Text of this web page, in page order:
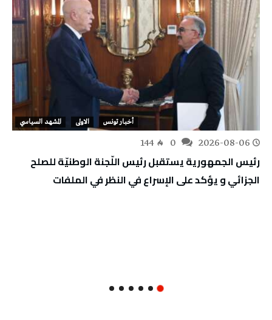
أخبار تونس الاولى المشهد السياسي
2026-08-06
144
رئيس الجمهورية يستقبل رئيس اللّجنة الوطنيّة للصلح
الجزائي و يؤكد على الإسراع في النظر في الملفات